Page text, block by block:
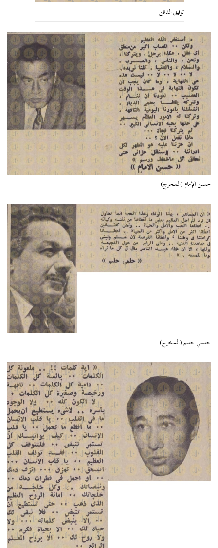
توفيق الدقن
حسن الإمام (المخرج)
حلمي حليم (المخرج)